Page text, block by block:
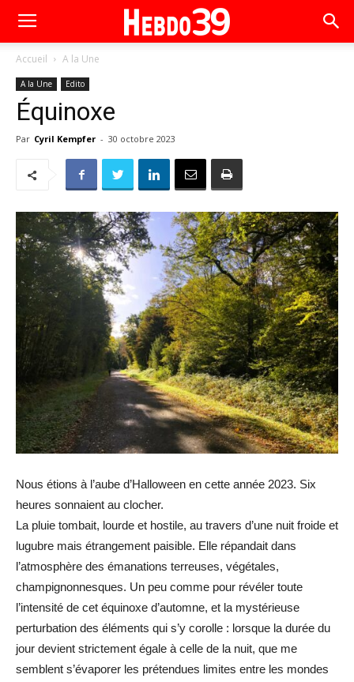
Accueil A la Une
A la Une Edito
Équinoxe
Par Cyril Kempfer - 30 octobre 2023
Nous étions à l’aube d’Halloween en cette année 2023. Six
heures sonnaient au clocher.
La pluie tombait, lourde et hostile, au travers d’une nuit froide et
lugubre mais étrangement paisible. Elle répandait dans
l’atmosphère des émanations terreuses, végétales,
champignonnesques. Un peu comme pour révéler toute
l’intensité de cet équinoxe d’automne, et la mystérieuse
perturbation des éléments qui s’y corolle : lorsque la durée du
jour devient strictement égale à celle de la nuit, que me
semblent s’évaporer les prétendues limites entre les mondes